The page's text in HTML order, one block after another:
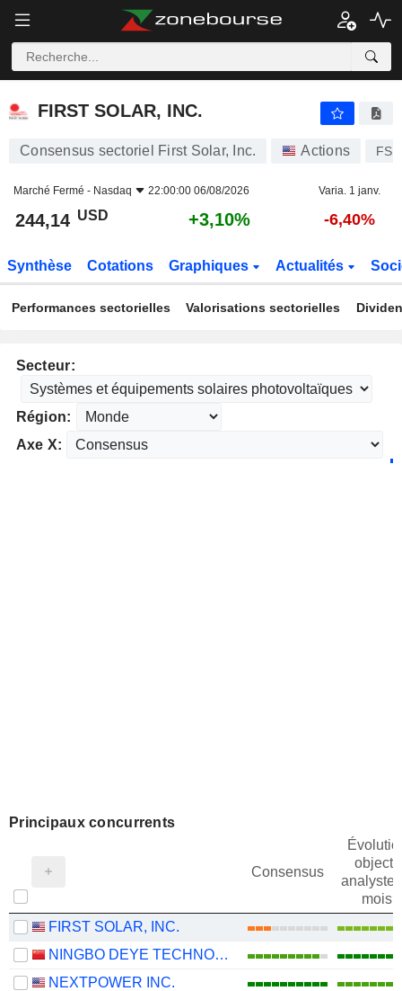
FIRST SOLAR, INC.
FIRST SOLAR, INC.
Consensus sectoriel First Solar, Inc. Actions
Marché Fermé - Nasdaq 22:00:00 06/08/2026 Varia. 1 janv.
244,14 USD +3,10% -6,40%
Synthèse Cotations Graphiques Actualités
Performances sectorielles Valorisations sectorielles
Secteur:
Région:
Axe X:
Principaux concurrents
Consensus
objectif
mois
FIRST SOLAR, INC.
NINGBO DEYE TECHNOLOGY GROUP CO., LTD.
NEXTPOWER INC.